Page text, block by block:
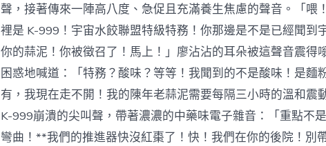
聲，接著傳來一陣高八度、急促且充滿養生焦慮的聲音。「喂
裡是 K-999！宇宙水餃聯盟特級特務！你那邊是不是已經聞到
你的蒜泥！你被徵召了！馬上！」廖沾沾的耳朵被這聲音震得
困惑地喊道：「特務？酸味？等等！我聞到的不是酸味！是麵
有，我現在走不開！我的陳年老蒜泥需要每隔三小時的溫和震
K-999崩潰的尖叫聲，帶著濃濃的中藥味電子雜音：「重點不
彎曲！**我們的推進器快沒紅棗了！快！我們在你的後院！別